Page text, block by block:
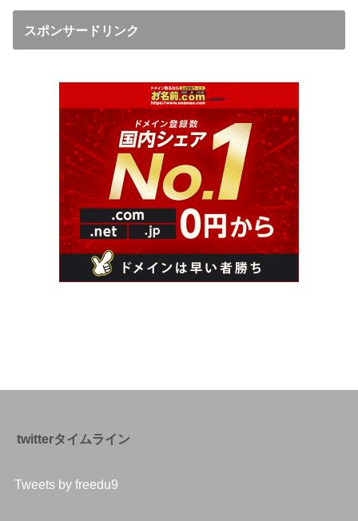
スポンサードリンク
twitterタイムライン
Tweets by freedu9